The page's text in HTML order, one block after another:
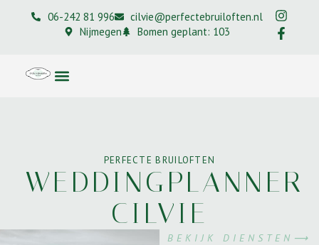
06-242 81 996
cilvie@perfectebruiloften.nl
Nijmegen
Bomen geplant: 103
PERFECTE BRUILOFTEN
WEDDINGPLANNER
CILVIE
BEKIJK DIENSTEN⟶